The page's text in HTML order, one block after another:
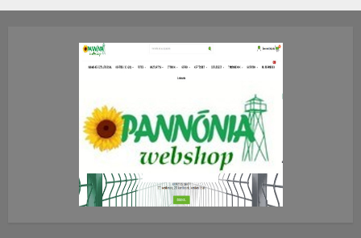
2026.JÚLIUS.23. CSÜTÖRTÖK.
0